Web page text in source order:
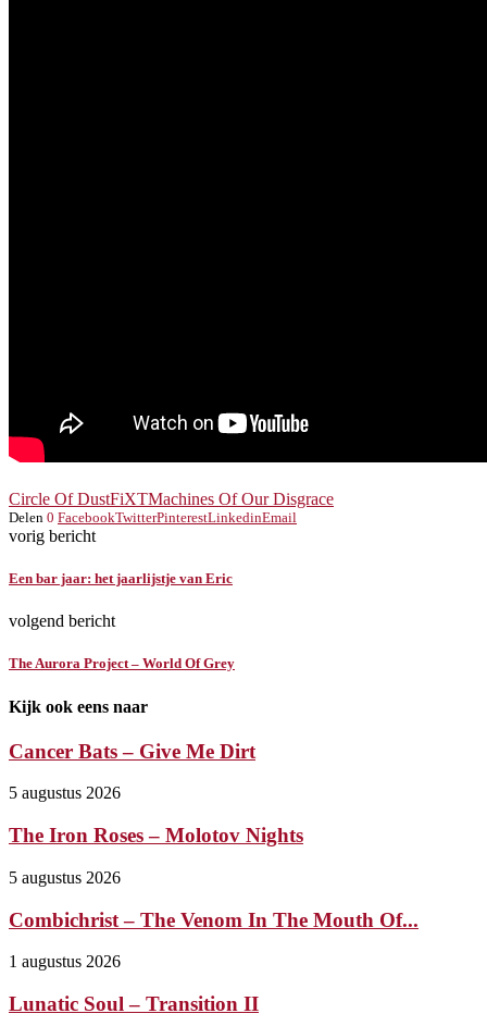
Circle Of DustFiXTMachines Of Our Disgrace
Delen 0 FacebookTwitterPinterestLinkedinEmail
vorig bericht
Een bar jaar: het jaarlijstje van Eric
volgend bericht
The Aurora Project – World Of Grey
Kijk ook eens naar
Cancer Bats – Give Me Dirt
5 augustus 2026
The Iron Roses – Molotov Nights
5 augustus 2026
Combichrist – The Venom In The Mouth Of...
1 augustus 2026
Lunatic Soul – Transition II